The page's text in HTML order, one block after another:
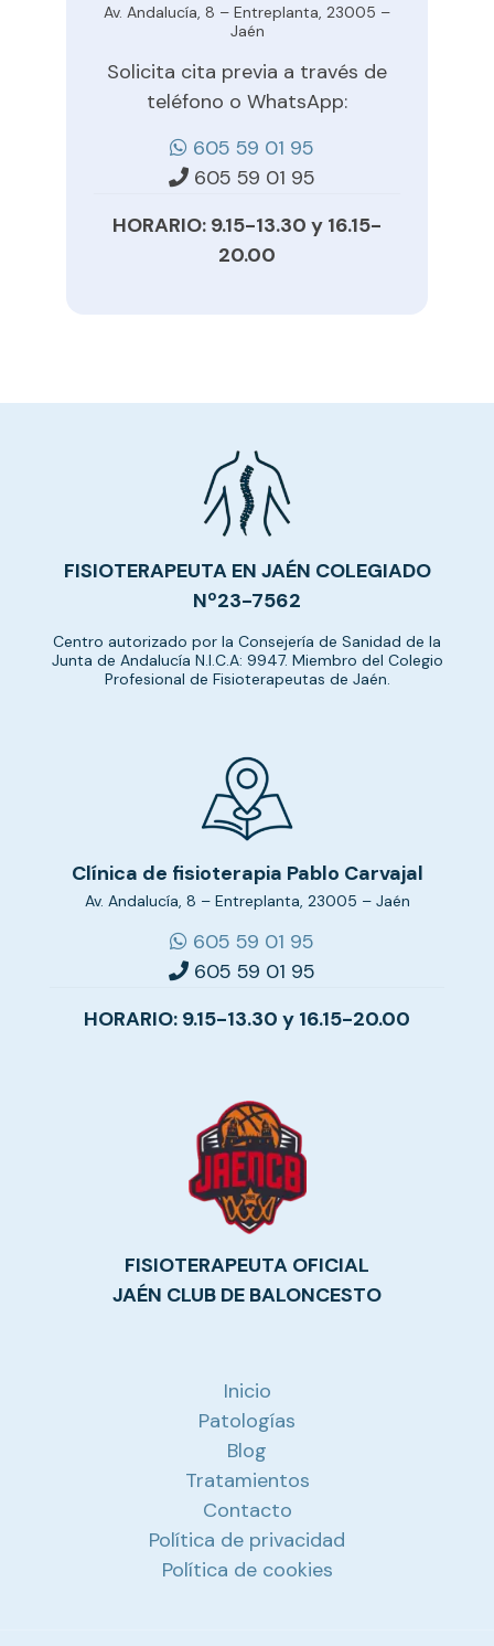
Av. Andalucía, 8 – Entreplanta, 23005 –
Jaén
Solicita cita previa a través de
teléfono o WhatsApp:
605 59 01 95
605 59 01 95
HORARIO: 9.15-13.30 y 16.15-
20.00
FISIOTERAPEUTA EN JAÉN COLEGIADO
Nº23-7562
Centro autorizado por la Consejería de Sanidad de la
Junta de Andalucía N.I.C.A: 9947. Miembro del Colegio
Profesional de Fisioterapeutas de Jaén.
Clínica de fisioterapia Pablo Carvajal
Av. Andalucía, 8 – Entreplanta, 23005 – Jaén
605 59 01 95
605 59 01 95
HORARIO: 9.15-13.30 y 16.15-20.00
FISIOTERAPEUTA OFICIAL
JAÉN CLUB DE BALONCESTO
Inicio
Patologías
Blog
Tratamientos
Contacto
Política de privacidad
Política de cookies